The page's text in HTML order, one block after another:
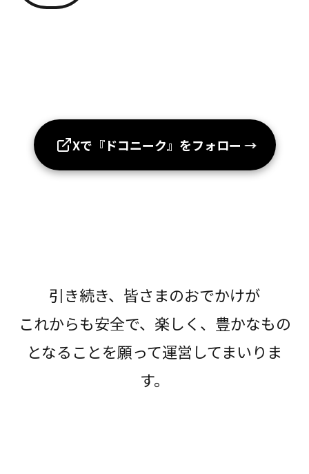
Xで『ドコニーク』をフォロー →
引き続き、皆さまのおでかけが
これからも安全で、楽しく、豊かなもの
となることを願って運営してまいりま
す。